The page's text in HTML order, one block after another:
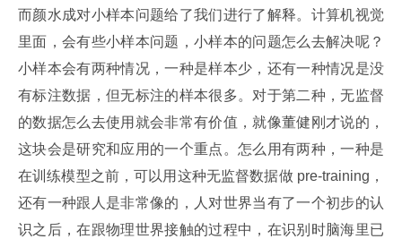
而颜水成对小样本问题给了我们进行了解释。计算机视觉
里面，会有些小样本问题，小样本的问题怎么去解决呢？
小样本会有两种情况，一种是样本少，还有一种情况是没
有标注数据，但无标注的样本很多。对于第二种，无监督
的数据怎么去使用就会非常有价值，就像董健刚才说的，
这块会是研究和应用的一个重点。怎么用有两种，一种是
在训练模型之前，可以用这种无监督数据做 pre-training，
还有一种跟人是非常像的，人对世界当有了一个初步的认
识之后，在跟物理世界接触的过程中，在识别时脑海里已